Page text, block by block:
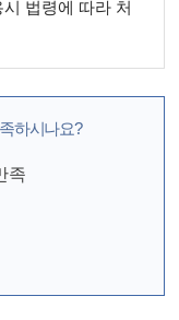
법령에 따라 처
하시나요?
족